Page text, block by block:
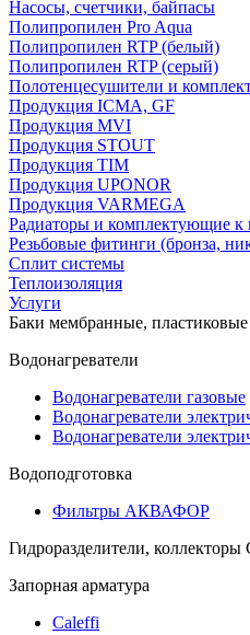
Насосы, счетчики, байпасы
Полипропилен Pro Aqua
Полипропилен RTP (белый)
Полипропилен RTP (серый)
Полотенцесушители и
Продукция ICMA, GF
Продукция MVI
Продукция STOUT
Продукция TIM
Продукция UPONOR
Продукция VARMEGA
Радиаторы и комплектующие к
Резьбовые фитинги (бронза,
Сплит системы
Теплоизоляция
Услуги
Баки мембранные, пластиковые
Водонагреватели
Водонагреватели газовые
Водонагреватели
Водонагреватели
Водоподготовка
Фильтры АКВАФОР
Гидроразделители,
Запорная арматура
Caleffi